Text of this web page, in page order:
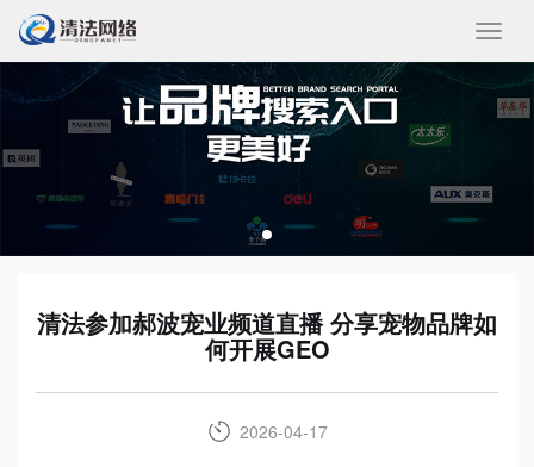
收
起/
展
开
清法参加郝波宠业频道直播 分享宠物品牌如
何开展GEO
2026-04-17